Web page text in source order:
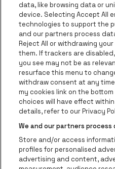
Ga naar de
Ga naar de
Ga naar de
Ga
AFAS Dome is
AFAS
Schijnpoortweg
Be-At
Schijnpoortweg
BTW (BE)
data, like browsing data or
device. Selecting Accept All
technologies to support the
and our partners process
Reject All or withdrawing
them. If trackers are
you see may not be as
resurface this menu to
withdraw consent at any
my cookies link on the
choices will have effect
details, refer to our Privacy
We and our partners
Store and/or access
profiles for personalised
advertising and content,